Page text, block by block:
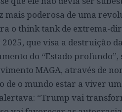
mais poderosa de uma
o think tank de extrema-
2025, que visa a destruição
do “Estado
MAGA, através de
de o mundo estar a viver
“Trump vai